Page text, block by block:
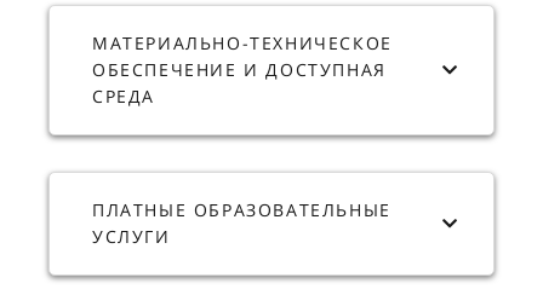
МАТЕРИАЛЬНО-ТЕХНИЧЕСКОЕ
ОБЕСПЕЧЕНИЕ И ДОСТУПНАЯ
СРЕДА
ПЛАТНЫЕ ОБРАЗОВАТЕЛЬНЫЕ
УСЛУГИ